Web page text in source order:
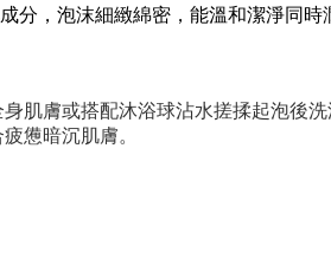
分，泡沫細緻綿密，能溫和潔淨同
肌膚或搭配沐浴球沾水搓揉起泡後洗
憊暗沉肌膚。